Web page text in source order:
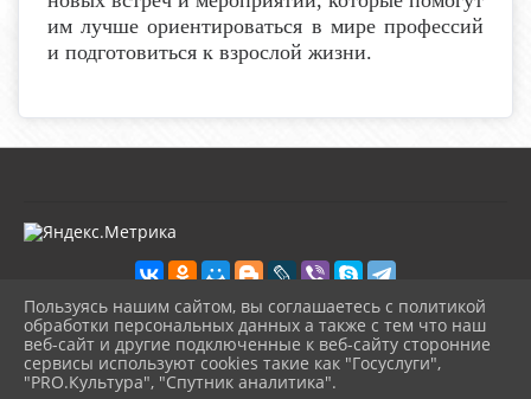
им лучше ориентироваться в мире профессий
и подготовиться к взрослой жизни.
2026 г. kultura-uvat.ru
Вход
Карта сайта
Пользуясь нашим сайтом, вы соглашаетесь с политикой
обработки персональных данных а также с тем что наш
веб-сайт и другие подключенные к веб-сайту сторонние
сервисы используют cookies такие как "Госуслуги",
"PRO.Культура", "Спутник аналитика".